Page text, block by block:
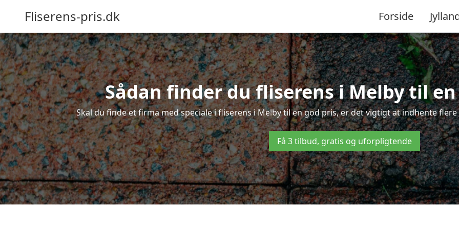
Fliserens-pris.dk Forside
Sådan finder du fliserens i Melby til
Skal du finde et firma med speciale i fliserens i Melby til en god pris, er det vigtigt at indhente
Få 3 tilbud, gratis og uforpligtende